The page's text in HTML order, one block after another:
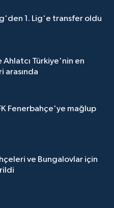
1. Lig'e transfer oldu
Ahlatcı Türkiye'nin en
arasında
Fenerbahçe'ye mağlup
ve Bungalovlar için